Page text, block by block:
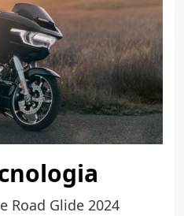
Road Glide 2024